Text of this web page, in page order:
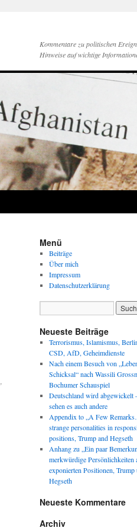
Kommentare zu politischen
Hinweise auf wichtige
,
Menü
Beiträge
Über mich
Impressum
Datenschutzerklärung
Neueste Beiträge
Terrorismus, Islamismus,
CSD, AfD, Geheimdienste
Nach einem Besuch von
Schicksal“ nach Wassili
Bochumer Schauspiel
Deutschland wird abgewickelt
sehen es auch andere
Appendix to „A Few
strange personalities in
positions, Trump and Hegseth
Anhang zu „Ein paar
merkwürdige Persönlichkeiten
exponierten Positionen, Trump
Hegseth
Neueste Kommentare
Archiv